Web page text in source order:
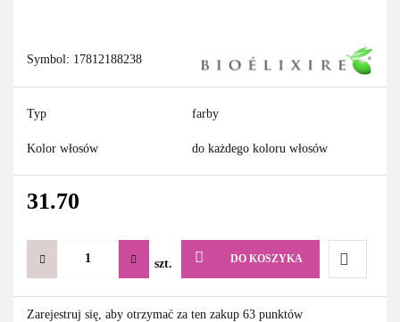
Symbol: 17812188238
Typ farby
Kolor włosów do każdego koloru włosów
31.70
szt. DO KOSZYKA
Do
Zarejestruj się, aby otrzymać za ten zakup 63 punktów